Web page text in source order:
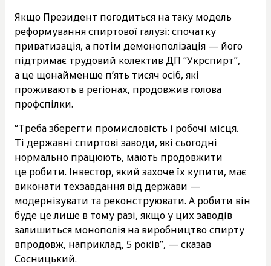
Якщо Президент погодиться на таку модель
реформування спиртової галузі: спочатку
приватизація, а потім демонополізація — його
підтримає трудовий колектив ДП “Укрспирт”,
а це щонайменше п’ять тисяч осіб, які
проживають в регіонах, продовжив голова
профспілки.
“Треба зберегти промисловість і робочі місця.
Ті державні спиртові заводи, які сьогодні
нормально працюють, мають продовжити
це робити. Інвестор, який захоче їх купити, має
виконати техзавдання від держави —
модернізувати та реконструювати. А робити він
буде це лише в тому разі, якщо у цих заводів
залишиться монополія на виробництво спирту
впродовж, наприклад, 5 років”, — сказав
Сосницький.